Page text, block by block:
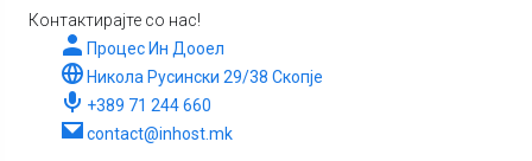
Контактирајте со нас!
Процес Ин Дооел
Никола Русински 29/38 Скопје
+389 71 244 660
contact@inhost.mk